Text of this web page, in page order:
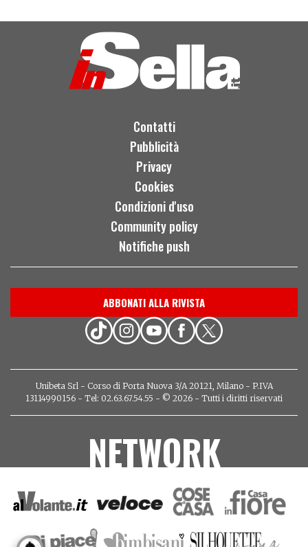
Contatti
Pubblicità
Privacy
Cookies
Condizioni d'uso
Community policy
Notifiche push
ABBONATI ALLA RIVISTA
Unibeta Srl - Corso di Porta Nuova 3/A 20121, Milano - P.IVA
13114990156 - Tel: 02.63.67.54.55 - © 2026 - Tutti i diritti riservati
NETWORK